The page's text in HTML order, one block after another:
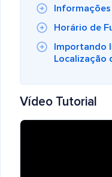
Informações
Horário de
Importando
Localização
Vídeo Tutorial